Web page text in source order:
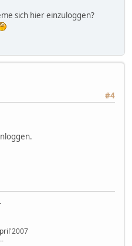
sich hier einzuloggen?
#4